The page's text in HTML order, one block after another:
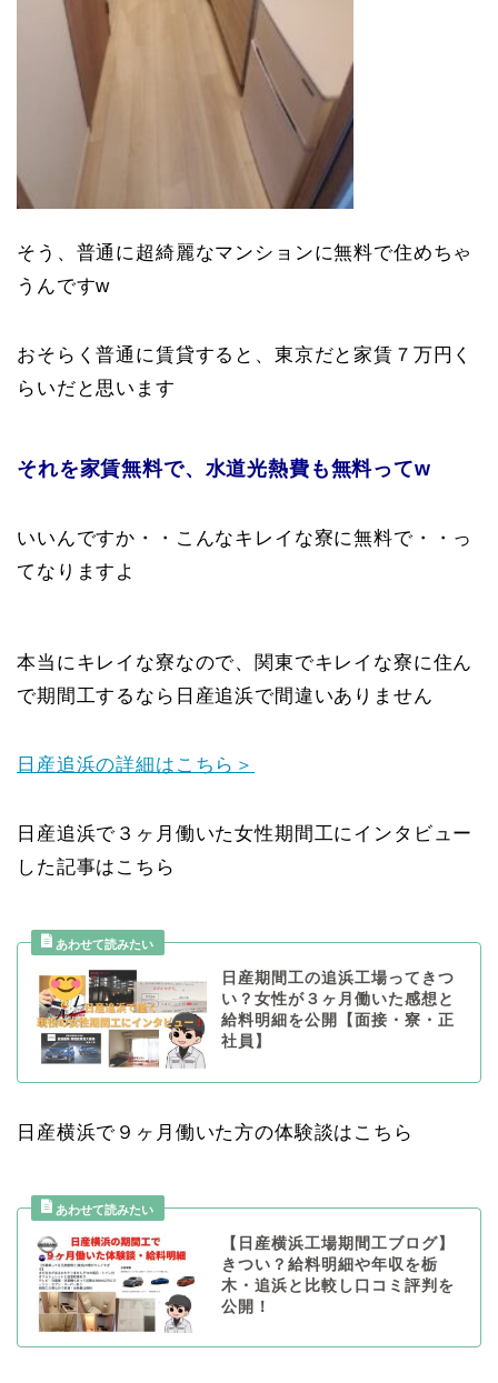
そう、普通に超綺麗なマンションに無料で住めちゃ
うんですw
おそらく普通に賃貸すると、東京だと家賃７万円く
らいだと思います
それを家賃無料で、水道光熱費も無料ってw
いいんですか・・こんなキレイな寮に無料で・・っ
てなりますよ
本当にキレイな寮なので、関東でキレイな寮に住ん
で期間工するなら日産追浜で間違いありません
日産追浜の詳細はこちら＞
日産追浜で３ヶ月働いた女性期間工にインタビュー
した記事はこちら
日産期間工の追浜工場ってきつ
い？女性が３ヶ月働いた感想と
給料明細を公開【面接・寮・正
社員】
日産横浜で９ヶ月働いた方の体験談はこちら
【日産横浜工場期間工ブログ】
きつい？給料明細や年収を栃
木・追浜と比較し口コミ評判を
公開！